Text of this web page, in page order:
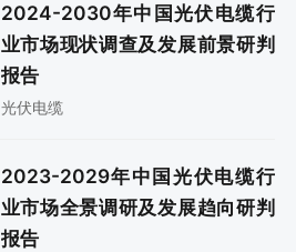
2024-2030年中国光伏电缆行
业市场现状调查及发展前景研判
报告
光伏电缆
2023-2029年中国光伏电缆行
业市场全景调研及发展趋向研判
报告